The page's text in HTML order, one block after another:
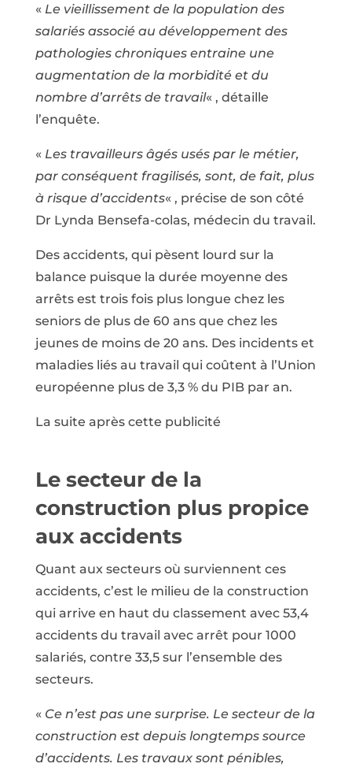
« Le vieillissement de la population des
salariés associé au développement des
pathologies chroniques entraine une
augmentation de la morbidité et du
nombre d’arrêts de travail« , détaille
l’enquête.
« Les travailleurs âgés usés par le métier,
par conséquent fragilisés, sont, de fait, plus
à risque d’accidents« , précise de son côté
Dr Lynda Bensefa-colas, médecin du travail.
Des accidents, qui pèsent lourd sur la
balance puisque la durée moyenne des
arrêts est trois fois plus longue chez les
seniors de plus de 60 ans que chez les
jeunes de moins de 20 ans. Des incidents et
maladies liés au travail qui coûtent à l’Union
européenne plus de 3,3 % du PIB par an.
La suite après cette publicité
Le secteur de la
construction plus propice
aux accidents
Quant aux secteurs où surviennent ces
accidents, c’est le milieu de la construction
qui arrive en haut du classement avec 53,4
accidents du travail avec arrêt pour 1000
salariés, contre 33,5 sur l’ensemble des
secteurs.
« Ce n’est pas une surprise. Le secteur de la
construction est depuis longtemps source
d’accidents. Les travaux sont pénibles,